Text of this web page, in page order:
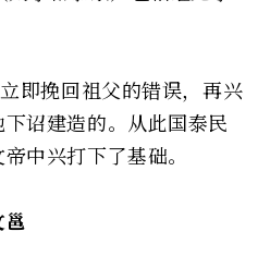
即挽回祖父的错误，再兴
诏建造的。从此国泰民
中兴打下了基础。